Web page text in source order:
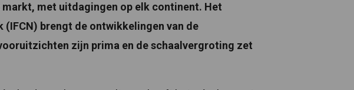
met uitdagingen op elk continent. Het
brengt de ontwikkelingen van de
zijn prima en de schaalvergroting zet